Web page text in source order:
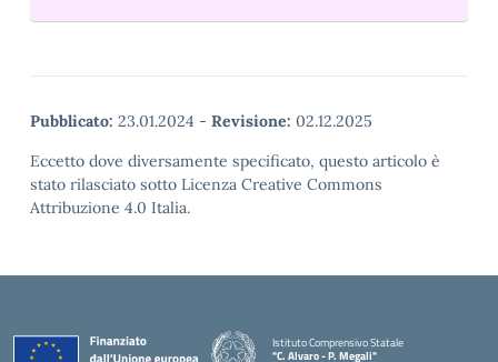
Pubblicato: 23.01.2024 - Revisione: 02.12.2025
Eccetto dove diversamente specificato, questo articolo è
stato rilasciato sotto Licenza Creative Commons
Attribuzione 4.0 Italia.
Istituto Comprensivo Statale
"C. Alvaro - P. Megali"